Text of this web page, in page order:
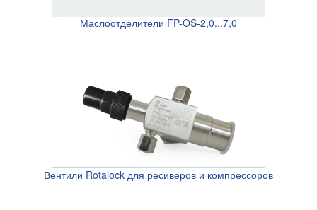
Маслоотделители FP-OS-2,0...7,0
Вентили Rotalock для ресиверов и компрессоров